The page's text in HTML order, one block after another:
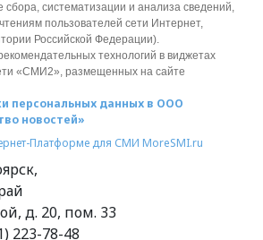
систематизации и анализа сведений,
пользователей сети Интернет,
Российской Федерации).
технологий в виджетах
«СМИ2», размещенных на сайте
персональных данных в ООО
новостей»
Платформе для СМИ MoreSMI.ru
,
д. 20, пом. 33
223-78-48